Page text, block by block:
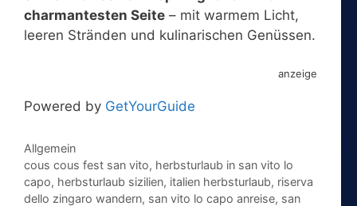
charmantesten Seite – mit warmem Licht,
leeren Stränden und kulinarischen Genüssen.
anzeige
Powered by GetYourGuide
Kategorien
Allgemein
Schlagwörter
cous cous fest san vito, herbsturlaub in san vito lo
capo, herbsturlaub sizilien, italien herbsturlaub, riserva
dello zingaro wandern, san vito lo capo anreise, san